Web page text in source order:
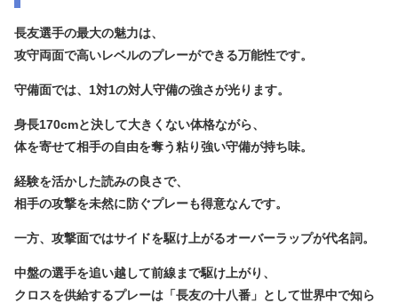
長友選手の最大の魅力は、
攻守両面で高いレベルのプレーができる万能性です。
守備面では、 1対1の対人守備の強さが光ります。
身長170cmと決して大きくない体格ながら、
体を寄せて相手の自由を奪う粘り強い守備が持ち味。
経験を活かした読みの良さで、
相手の攻撃を未然に防ぐプレーも得意なんです。
一方、攻撃面ではサイドを駆け上がるオーバーラップが代名詞。
中盤の選手を追い越して前線まで駆け上がり、
クロスを供給するプレーは「長友の十八番」として世界中で知ら